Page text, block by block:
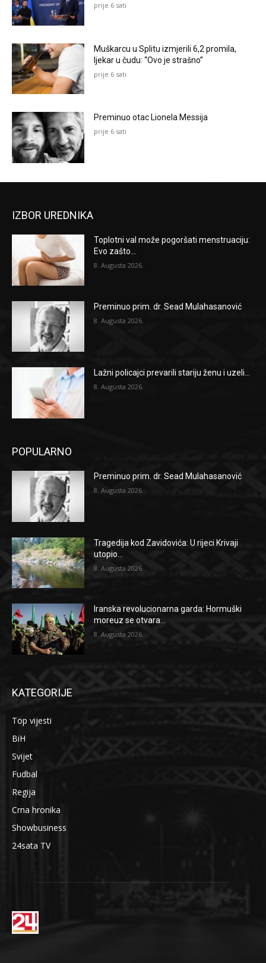
prije 6 sati
Muškarcu u Splitu izmjerili 6,2 promila,
ljekar u čudu: “Ovo je strašno”
prije 6 sati
Preminuo otac Lionela Messija
prije 6 sati
IZBOR UREDNIKA
Toplotni val može pogoršati menstruaciju:
Evo zašto...
8. Augusta 2026.
Preminuo prim. dr. Sead Mulahasanović
8. Augusta 2026.
Lažni policajci prevarili stariju ženu i uzeli...
8. Augusta 2026.
POPULARNO
Preminuo prim. dr. Sead Mulahasanović
8. Augusta 2026.
Tragedija kod Zavidovića: U rijeci Krivaji
utopio...
8. Augusta 2026.
Iranska revolucionarna garda: Hormuški
moreuz se otvara...
8. Augusta 2026.
KATEGORIJE
Top vijesti
BiH
Svijet
Fudbal
Regija
Crna hronika
Showbusiness
24sata TV